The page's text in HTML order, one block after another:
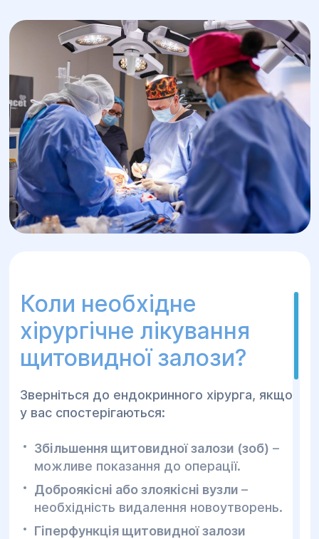
Коли необхідне
хірургічне лікування
щитовидної залози?
Зверніться до ендокринного хірурга, якщо
у вас спостерігаються:
Збільшення щитовидної залози (зоб) –
можливе показання до операції.
Доброякісні або злоякісні вузли –
необхідність видалення новоутворень.
Гіперфункція щитовидної залози